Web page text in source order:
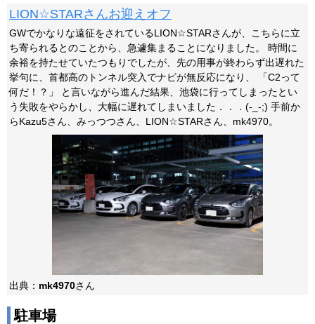
LION☆STARさんお迎えオフ
GWでかなりな遠征をされているLION☆STARさんが、こちらに立
ち寄られるとのことから、急遽集まることになりました。 時間に
余裕を持たせていたつもりでしたが、先の用事が終わらず出遅れた
挙句に、首都高のトンネル突入でナビが無反応になり、 「C2って
何だ！？」 と言いながら進んだ結果、池袋に行ってしまったとい
う失敗をやらかし、大幅に遅れてしまいました．．．(-_-;) 手前か
らKazu5さん、みっつつさん、LION☆STARさん、mk4970。
出典： mk4970さん
駐車場